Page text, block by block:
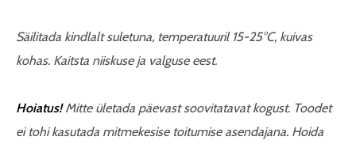
Säilitada kindlalt suletuna, temperatuuril 15-25°C, kuivas
kohas. Kaitsta niiskuse ja valguse eest.
Hoiatus!Mitte ületada päevast soovitatavat kogust. Toodet
ei tohi kasutada mitmekesise toitumise asendajana. Hoida